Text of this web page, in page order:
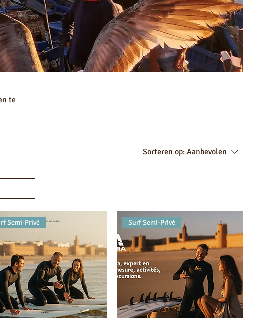
te
Sorteren op: Aanbevolen
Semi-Privé Surf Semi-Privé